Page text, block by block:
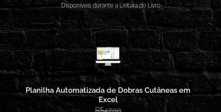
Disponíveis durante a Leitura do Livro
Planilha Automatizada de Dobras Cutâneas em
Excel
R$47,00